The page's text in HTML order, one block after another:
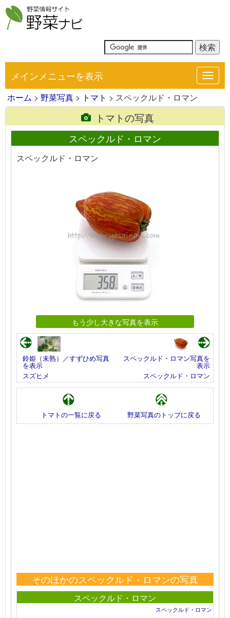
メインメニューを表示
ホーム > 野菜写真 > トマト > スペックルド・ロマン
トマトの写真
スペックルド・ロマン
スペックルド・ロマン
もう少し大きな写真を表示
鈴姫（未熟）／すずひめ写真
を表示
スズヒメ
スペックルド・ロマン写真を
表示
スペックルド・ロマン
トマトの一覧に戻る 野菜写真のトップに戻る
そのほかのスペックルド・ロマンの写真
スペックルド・ロマン
スペックルド・ロマン